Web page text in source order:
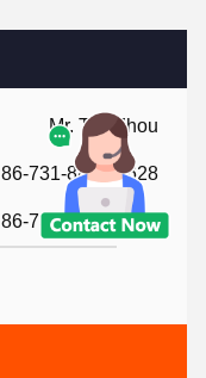
Mr. Tao Zhou
86-731-8808-2628
86-731-8808-2628